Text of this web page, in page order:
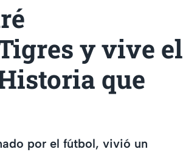
y vive el
que
por el fútbol, vivió un